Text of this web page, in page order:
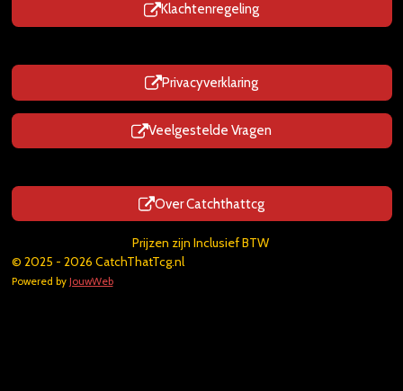
Klachtenregeling
Privacyverklaring
Veelgestelde Vragen
Over Catchthattcg
Prijzen zijn Inclusief BTW
© 2025 - 2026 CatchThatTcg.nl
Powered by JouwWeb